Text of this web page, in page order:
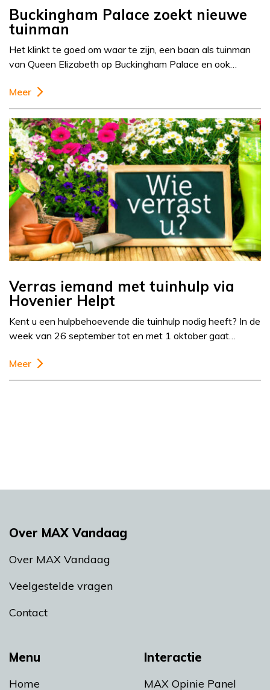
Buckingham Palace zoekt nieuwe
tuinman
Het klinkt te goed om waar te zijn, een baan als tuinman
van Queen Elizabeth op Buckingham Palace en ook…
Meer
Verras iemand met tuinhulp via
Hovenier Helpt
Kent u een hulpbehoevende die tuinhulp nodig heeft? In de
week van 26 september tot en met 1 oktober gaat…
Meer
Menu
Home
Interactie
MAX Opinie Panel
Over MAX Vandaag
Over MAX Vandaag
Veelgestelde vragen
Contact